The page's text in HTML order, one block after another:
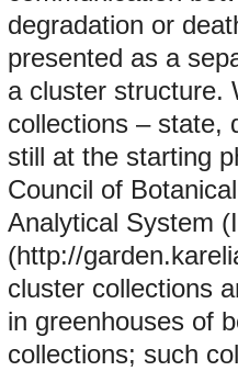
degradation or
presented as a
a cluster structure.
collections – state,
still at the starting
Council of
Analytical System
(http://
cluster collections
in greenhouses of
collections; such